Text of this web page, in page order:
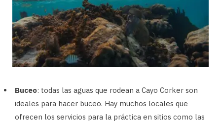
Buceo: todas las aguas que rodean a Cayo Corker son
ideales para hacer buceo. Hay muchos locales que
ofrecen los servicios para la práctica en sitios como las